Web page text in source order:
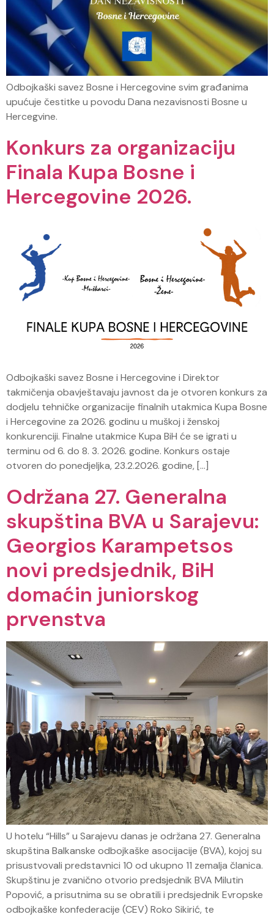
Odbojkaški savez Bosne i Hercegovine svim građanima
upućuje čestitke u povodu Dana nezavisnosti Bosne u
Hercegvine.
Konkurs za organizaciju
Finala Kupa Bosne i
Hercegovine 2026.
Odbojkaški savez Bosne i Hercegovine i Direktor
takmičenja obavještavaju javnost da je otvoren konkurs za
dodjelu tehničke organizacije finalnih utakmica Kupa Bosne
i Hercegovine za 2026. godinu u muškoj i ženskoj
konkurenciji. Finalne utakmice Kupa BiH će se igrati u
terminu od 6. do 8. 3. 2026. godine. Konkurs ostaje
otvoren do ponedjeljka, 23.2.2026. godine, […]
Održana 27. Generalna
skupština BVA u Sarajevu:
Georgios Karampetsos
novi predsjednik, BiH
domaćin juniorskog
prvenstva
U hotelu “Hills” u Sarajevu danas je održana 27. Generalna
skupština Balkanske odbojkaške asocijacije (BVA), kojoj su
prisustvovali predstavnici 10 od ukupno 11 zemalja članica.
Skupštinu je zvanično otvorio predsjednik BVA Milutin
Popović, a prisutnima su se obratili i predsjednik Evropske
odbojkaške konfederacije (CEV) Roko Sikirić, te